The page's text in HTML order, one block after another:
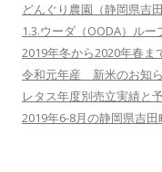
どんぐり農園（静岡県吉
1.3.ウーダ（OODA）ルー
2019年冬から2020年春
令和元年産 新米のお知ら
レタス年度別売立実績と
2019年6-8月の静岡県吉